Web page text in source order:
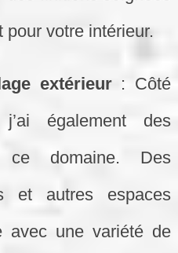
pour votre intérieur.
extérieur: Côté
j’ai également des
ce domaine. Des
et autres espaces
avec une variété de